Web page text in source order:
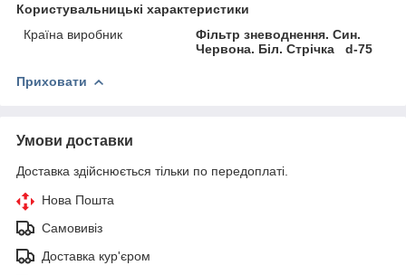
Користувальницькі характеристики
Країна виробник
Фільтр зневоднення. Син.
Червона. Біл. Стрічка d-75
Приховати
Умови доставки
Доставка здійснюється тільки по передоплаті.
Нова Пошта
Самовивіз
Доставка кур'єром